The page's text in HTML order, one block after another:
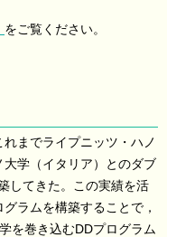
をご覧ください。
までライプニッツ・ハノ
学（イタリア）とのダブ
してきた。この実績を活
ラムを構築することで，
を巻き込むDDプログラム